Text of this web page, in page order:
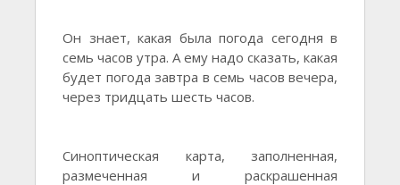
Он знает, какая была погода сегодня в
семь часов утра. А ему надо сказать, какая
будет погода завтра в семь часов вечера,
через тридцать шесть часов.
Синоптическая карта, заполненная,
размеченная и раскрашенная